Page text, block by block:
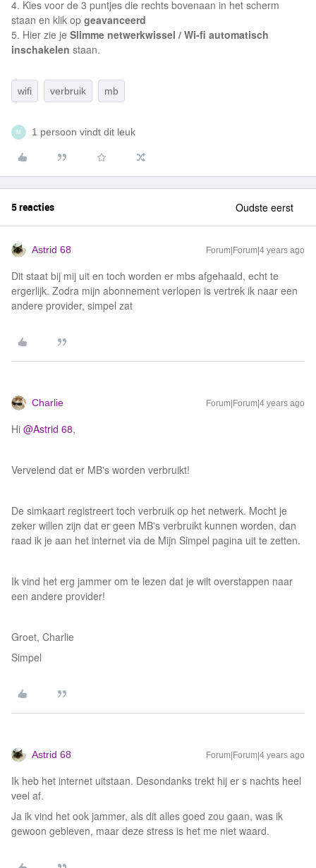
4. Kies voor de 3 puntjes die rechts bovenaan in het scherm
staan en klik op geavanceerd
5. Hier zie je Slimme netwerkwissel / Wi-fi automatisch
inschakelen staan.
wifi verbruik mb
M 1 persoon vindt dit leuk
5 reacties Oudste eerst
Astrid 68 Forum|Forum|4 years ago
Dit staat bij mij uit en toch worden er mbs afgehaald, echt te
ergerlijk. Zodra mijn abonnement verlopen is vertrek ik naar een
andere provider, simpel zat
Charlie Forum|Forum|4 years ago
Hi @Astrid 68,
Vervelend dat er MB's worden verbruikt!
De simkaart registreert toch verbruik op het netwerk. Mocht je
zeker willen zijn dat er geen MB's verbruikt kunnen worden, dan
raad ik je aan het internet via de Mijn Simpel pagina uit te zetten.
Ik vind het erg jammer om te lezen dat je wilt overstappen naar
een andere provider!
Groet, Charlie
Simpel
Astrid 68 Forum|Forum|4 years ago
Ik heb het internet uitstaan. Desondanks trekt hij er s nachts heel
veel af.
Ja ik vind het ook jammer, als dit alles goed zou gaan, was ik
gewoon gebleven, maar deze stress is het me niet waard.